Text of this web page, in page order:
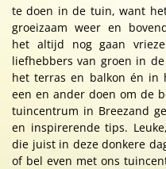
te doen in de tuin, want
groeizaam weer en
het altijd nog gaan
liefhebbers van groen in
het terras en balkon én in
een en ander doen om de
tuincentrum in Breezand
en inspirerende tips.
die juist in deze donkere
of bel even met ons